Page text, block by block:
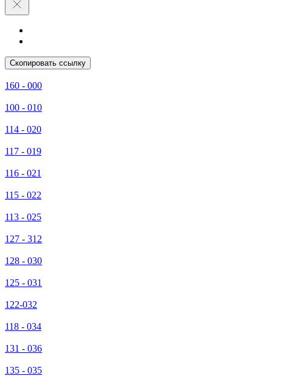
Скопировать ссылку
160 - 000
100 - 010
114 - 020
117 - 019
116 - 021
115 - 022
113 - 025
127 - 312
128 - 030
125 - 031
122-032
118 - 034
131 - 036
135 - 035